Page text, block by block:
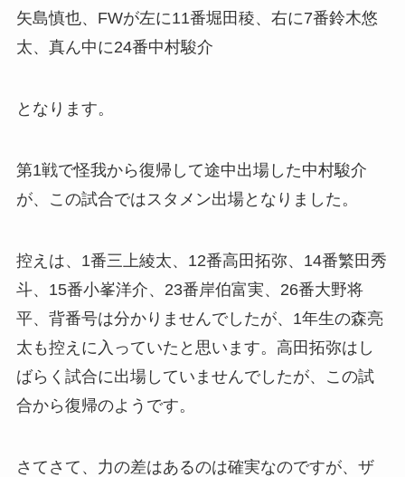
矢島慎也、FWが左に11番堀田稜、右に7番鈴木悠
太、真ん中に24番中村駿介
となります。
第1戦で怪我から復帰して途中出場した中村駿介
が、この試合ではスタメン出場となりました。
控えは、1番三上綾太、12番高田拓弥、14番繁田秀
斗、15番小峯洋介、23番岸伯富実、26番大野将
平、背番号は分かりませんでしたが、1年生の森亮
太も控えに入っていたと思います。高田拓弥はし
ばらく試合に出場していませんでしたが、この試
合から復帰のようです。
さてさて、力の差はあるのは確実なのですが、ザ